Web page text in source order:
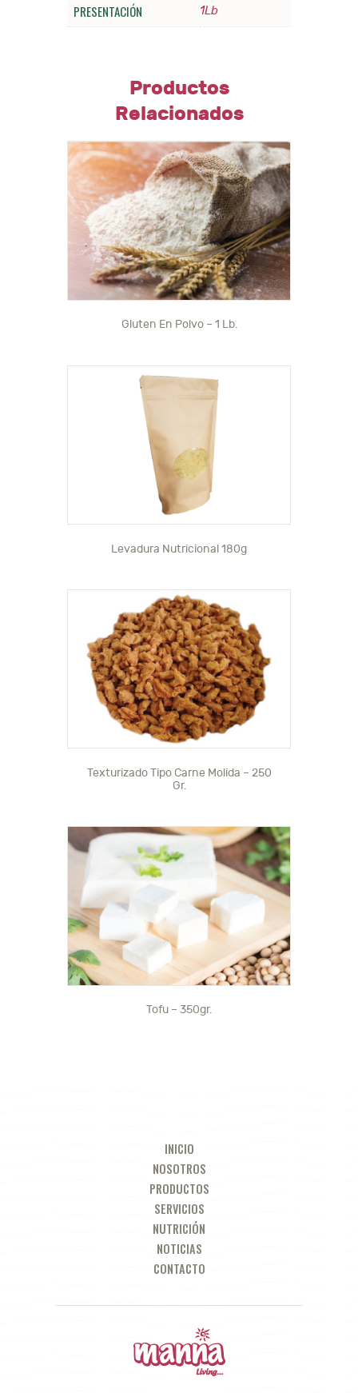
PRESENTACIÓN 1Lb
Productos
Relacionados
Gluten En Polvo – 1 Lb.
Levadura Nutricional 180g
Texturizado Tipo Carne Molida – 250
Gr.
Tofu – 350gr.
INICIO
NOSOTROS
PRODUCTOS
SERVICIOS
NUTRICIÓN
NOTICIAS
CONTACTO